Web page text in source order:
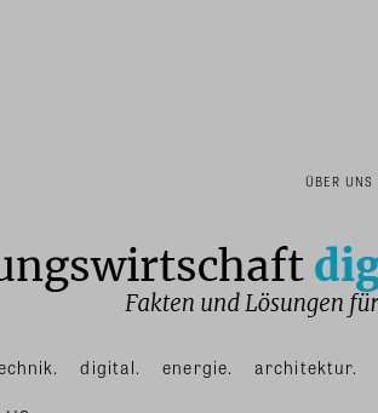
ÜBER UNS
digital. energie. architektur.